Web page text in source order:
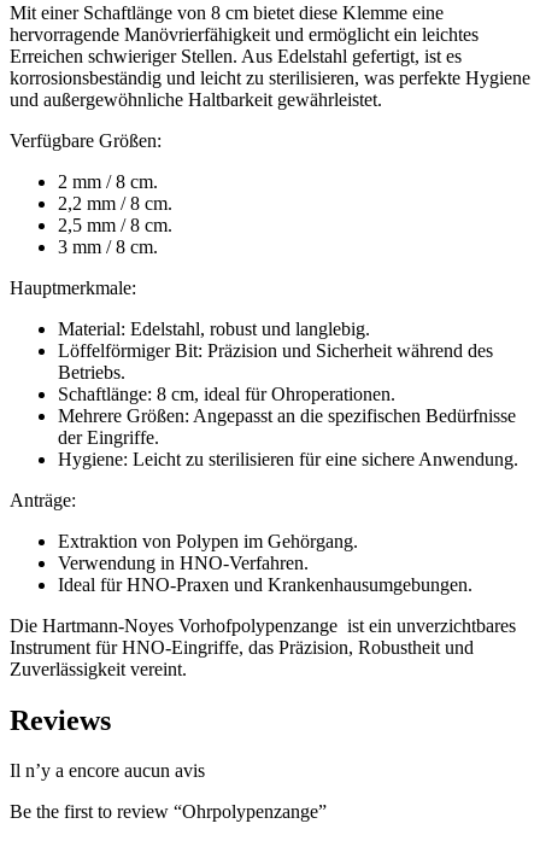
Mit einer Schaftlänge von 8 cm bietet diese Klemme eine
hervorragende Manövrierfähigkeit und ermöglicht ein leichtes
Erreichen schwieriger Stellen. Aus Edelstahl gefertigt, ist es
korrosionsbeständig und leicht zu sterilisieren, was perfekte Hygiene
und außergewöhnliche Haltbarkeit gewährleistet.
Verfügbare Größen:
2 mm / 8 cm.
2,2 mm / 8 cm.
2,5 mm / 8 cm.
3 mm / 8 cm.
Hauptmerkmale:
Material: Edelstahl, robust und langlebig.
Löffelförmiger Bit: Präzision und Sicherheit während des
Betriebs.
Schaftlänge: 8 cm, ideal für Ohroperationen.
Mehrere Größen: Angepasst an die spezifischen Bedürfnisse
der Eingriffe.
Hygiene: Leicht zu sterilisieren für eine sichere Anwendung.
Anträge:
Extraktion von Polypen im Gehörgang.
Verwendung in HNO-Verfahren.
Ideal für HNO-Praxen und Krankenhausumgebungen.
Die Hartmann-Noyes Vorhofpolypenzange ist ein unverzichtbares
Instrument für HNO-Eingriffe, das Präzision, Robustheit und
Zuverlässigkeit vereint.
Reviews
Il n’y a encore aucun avis
Be the first to review “Ohrpolypenzange”